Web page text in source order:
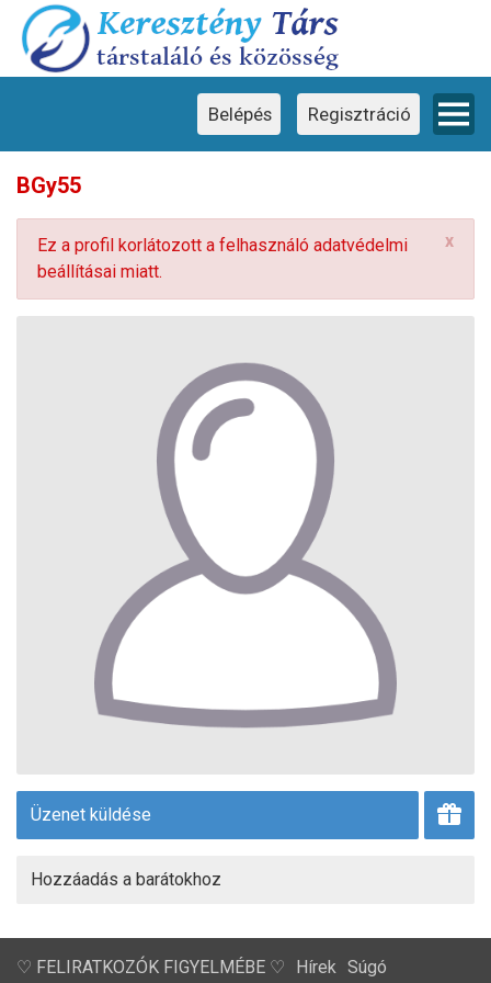
Belépés Regisztráció
BGy55
x
Ez a profil korlátozott a felhasználó adatvédelmi
beállításai miatt.
Üzenet küldése
Hozzáadás a barátokhoz
♡ FELIRATKOZÓK FIGYELMÉBE ♡ Hírek Súgó
Ez a weboldal cookie-kat használ
Ez a weboldal cookie-kat használ a
felhasználói élmény javítása érdekében.
Weboldalunk használatával Ön hozzájárul a
cookie-k használatához.